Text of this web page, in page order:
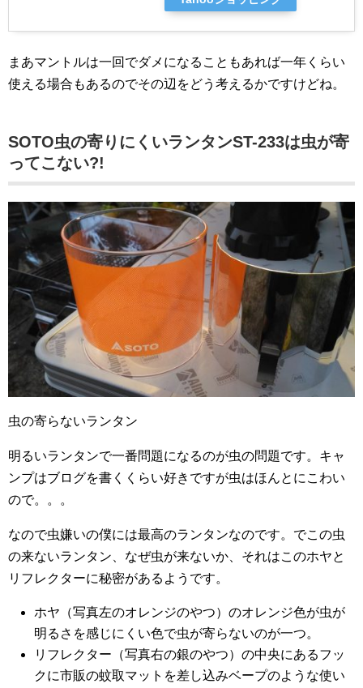
まあマントルは一回でダメになることもあれば一年くらい
使える場合もあるのでその辺をどう考えるかですけどね。
SOTO虫の寄りにくいランタンST-233は虫が寄
ってこない?!
虫の寄らないランタン
明るいランタンで一番問題になるのが虫の問題です。キャ
ンプはブログを書くくらい好きですが虫はほんとにこわい
ので。。。
なので虫嫌いの僕には最高のランタンなのです。でこの虫
の来ないランタン、なぜ虫が来ないか、それはこのホヤと
リフレクターに秘密があるようです。
ホヤ（写真左のオレンジのやつ）のオレンジ色が虫が
明るさを感じにくい色で虫が寄らないのが一つ。
リフレクター（写真右の銀のやつ）の中央にあるフッ
クに市販の蚊取マットを差し込みベープのような使い